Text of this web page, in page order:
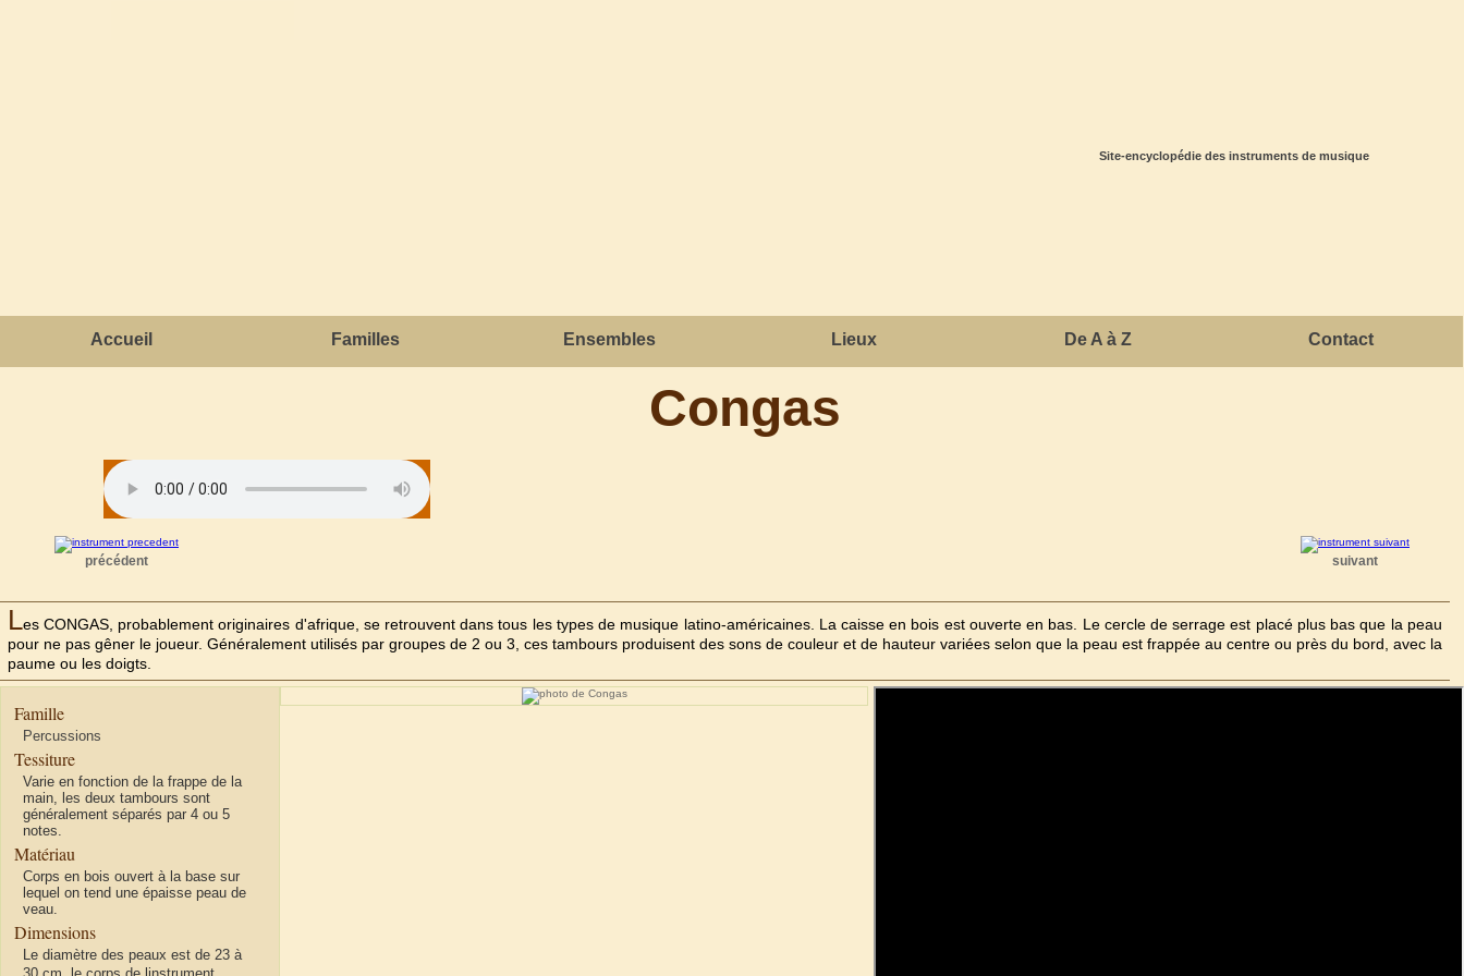
Site-encyclopédie des instruments de musique
Accueil Familles Ensembles Lieux De A à Z Contact
Congas
précédent suivant
Les CONGAS, probablement originaires d'afrique, se retrouvent dans tous les types de musique latino-américaines. La caisse en bois est ouverte en bas. Le cercle de serrage est placé plus bas que la peau
pour ne pas gêner le joueur. Généralement utilisés par groupes de 2 ou 3, ces tambours produisent des sons de couleur et de hauteur variées selon que la peau est frappée au centre ou près du bord, avec la
paume ou les doigts.
Famille
Percussions
Tessiture
Varie en fonction de la frappe de la
main, les deux tambours sont
généralement séparés par 4 ou 5
notes.
Matériau
Corps en bois ouvert à la base sur
lequel on tend une épaisse peau de
veau.
Dimensions
Le diamètre des peaux est de 23 à